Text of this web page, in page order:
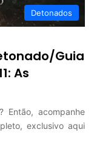
Detonados
Guia
As
Então, acompanhe
exclusivo aqui